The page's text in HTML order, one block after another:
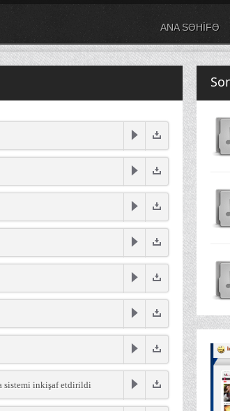
ANA SƏHİFƏ
sistemi inkişaf etdirildi